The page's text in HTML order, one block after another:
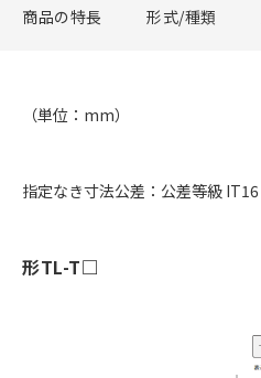
商品の特長 形式/種類
（単位：mm）
指定なき寸法公差：公差等級 IT16
形TL-T□